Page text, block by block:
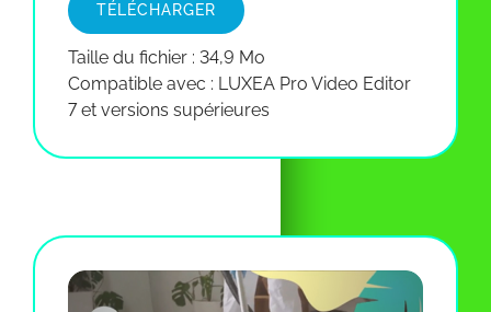
TÉLÉCHARGER
Taille du fichier : 34,9 Mo
Compatible avec : LUXEA Pro Video Editor
7 et versions supérieures